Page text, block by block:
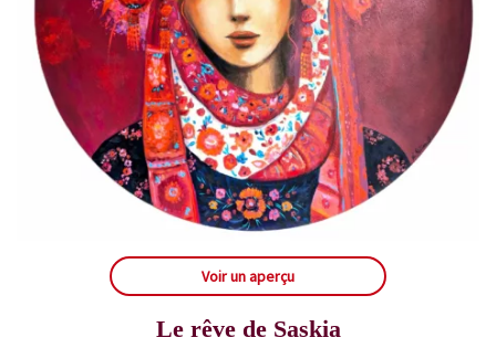
Voir un aperçu
Le rêve de Saskia